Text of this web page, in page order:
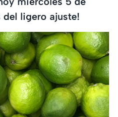
del ligero ajuste!